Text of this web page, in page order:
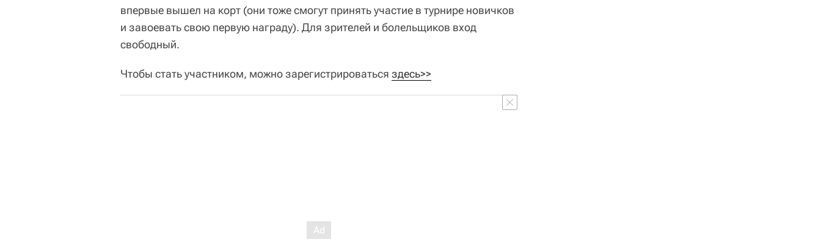
впервые вышел на корт (они тоже смогут принять участие в турнире новичков
и завоевать свою первую награду). Для зрителей и болельщиков вход
свободный.
Чтобы стать участником, можно зарегистрироваться здесь>>